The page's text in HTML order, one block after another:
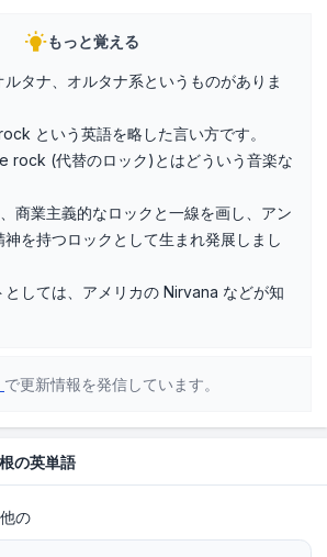
もっと覚える
タナ、オルタナ系というものがありま
という英語を略した言い方です。
rock (代替のロック)とはどういう音楽な
商業主義的なロックと一線を画し、アン
神を持つロックとして生まれ発展しまし
しては、アメリカの Nirvana などが知
で更新情報を発信しています。
の英単語
他の